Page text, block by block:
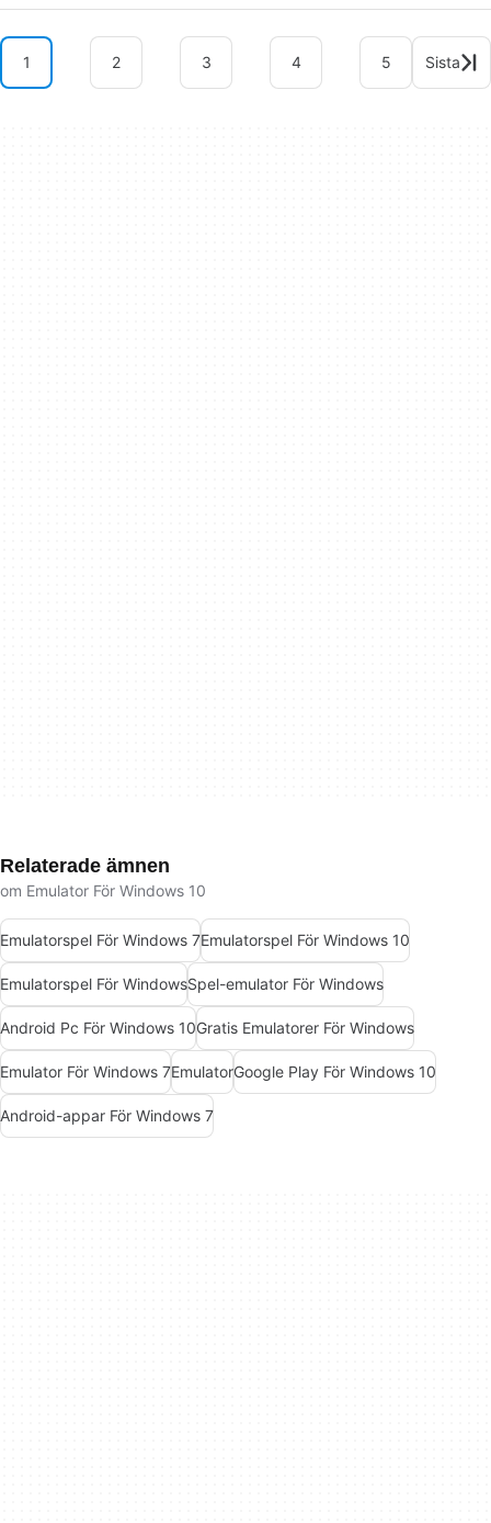
1 2 3 4 5 Sista
Relaterade ämnen
om Emulator För Windows 10
Emulatorspel För Windows 7Emulatorspel För Windows 10
Emulatorspel För WindowsSpel-emulator För Windows
Android Pc För Windows 10Gratis Emulatorer För Windows
Emulator För Windows 7EmulatorGoogle Play För Windows 10
Android-appar För Windows 7